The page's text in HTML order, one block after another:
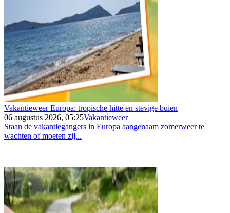
Vakantieweer Europa: tropische hitte en stevige buien
06 augustus 2026, 05:25Vakantieweer
Staan de vakantiegangers in Europa aangenaam zomerweer te
wachten of moeten zij...